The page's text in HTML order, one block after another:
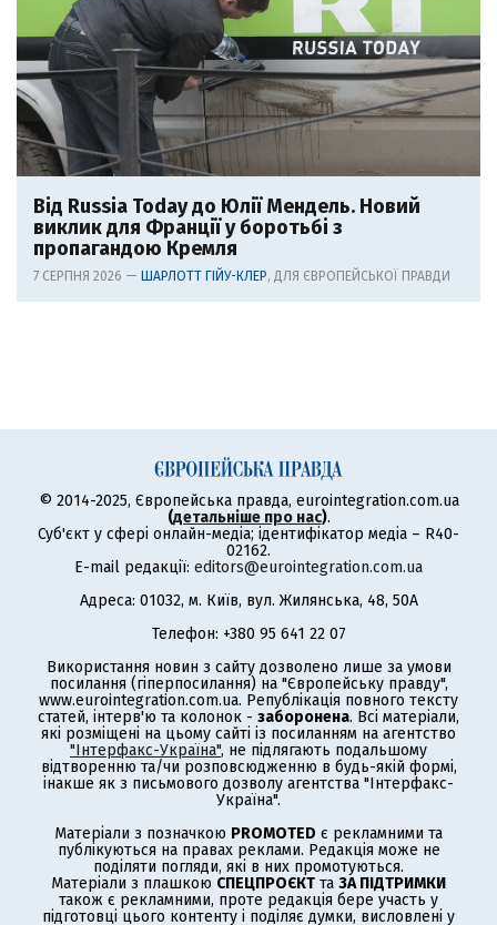
Від Russia Today до Юлії Мендель. Новий
виклик для Франції у боротьбі з
пропагандою Кремля
7 СЕРПНЯ 2026 — ШАРЛОТТ ГІЙУ-КЛЕР, ДЛЯ ЄВРОПЕЙСЬКОЇ ПРАВДИ
© 2014-2025, Європейська правда, eurointegration.com.ua
(детальніше про нас).
Суб'єкт у сфері онлайн-медіа; ідентифікатор медіа – R40-
02162.
E-mail редакції: editors@eurointegration.com.ua
Адреса: 01032, м. Київ, вул. Жилянська, 48, 50А
Телефон: +380 95 641 22 07
Використання новин з сайту дозволено лише за умови
посилання (гіперпосилання) на "Європейську правду",
www.eurointegration.com.ua. Републікація повного тексту
статей, інтерв'ю та колонок - заборонена. Всі матеріали,
які розміщені на цьому сайті із посиланням на агентство
"Інтерфакс-Україна", не підлягають подальшому
відтворенню та/чи розповсюдженню в будь-якій формі,
інакше як з письмового дозволу агентства "Інтерфакс-
Україна".
Матеріали з позначкою PROMOTED є рекламними та
публікуються на правах реклами. Редакція може не
поділяти погляди, які в них промотуються.
Матеріали з плашкою СПЕЦПРОЄКТ та ЗА ПІДТРИМКИ
також є рекламними, проте редакція бере участь у
підготовці цього контенту і поділяє думки, висловлені у